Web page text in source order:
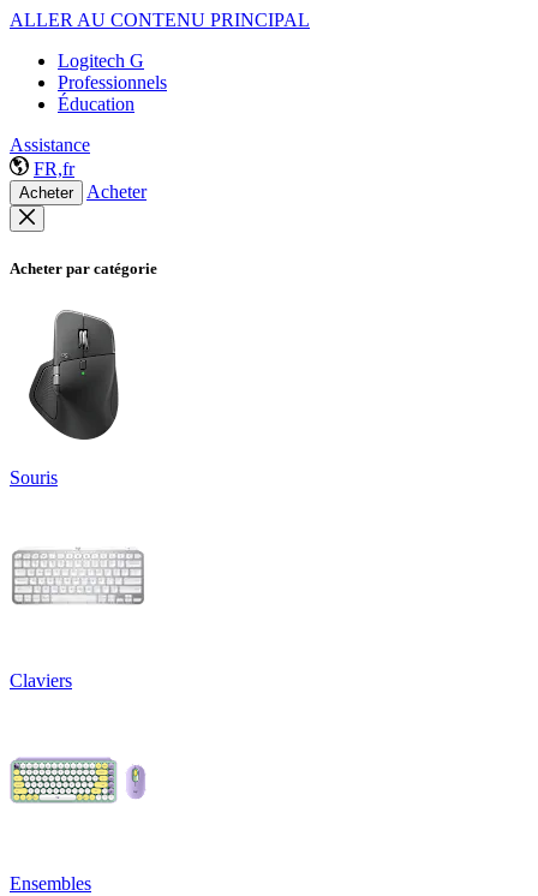
ALLER AU CONTENU PRINCIPAL
Logitech G
Professionnels
Éducation
Assistance
FR,fr
Acheter Acheter
Acheter par catégorie
Souris
Claviers
Ensembles